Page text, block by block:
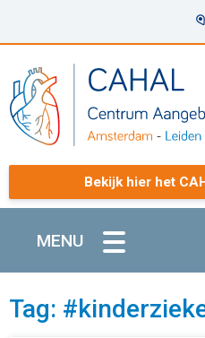
Bekijk hier het
MENU
Tag: